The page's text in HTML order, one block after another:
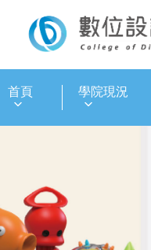
首頁 學院現況